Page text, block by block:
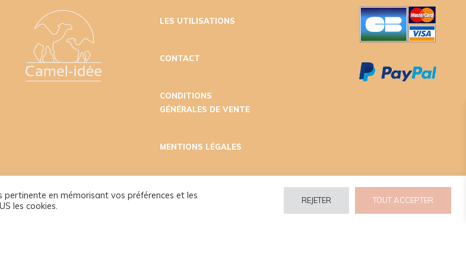
LES UTILISATIONS
CONTACT
CONDITIONS
GÉNÉRALES DE VENTE
MENTIONS LÉGALES
en mémorisant vos préférences et les
les cookies.
REJETER TOUT ACCEPTER